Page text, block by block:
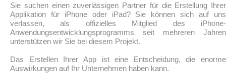
Sie suchen einen zuverlässigen Partner für die Erstellung Ihrer
Applikation für iPhone oder iPad? Sie können sich auf uns
verlassen, als offizielles Mitglied des iPhone-
Anwendungsentwicklungsprogramms seit mehreren Jahren
unterstützen wir Sie bei diesem Projekt.
Das Erstellen Ihrer App ist eine Entscheidung, die enorme
Auswirkungen auf Ihr Unternehmen haben kann.